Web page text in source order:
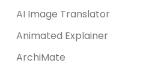
AI Image Translator
Animated Explainer
ArchiMate